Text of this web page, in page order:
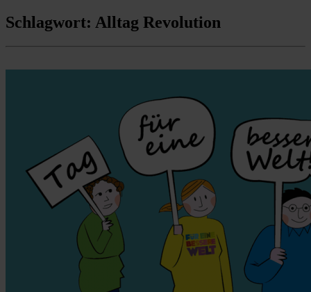
Schlagwort: Alltag Revolution